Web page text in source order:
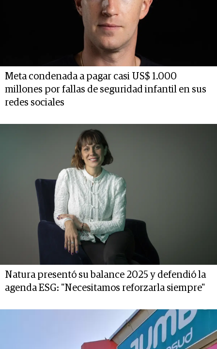
Meta condenada a pagar casi US$ 1.000
millones por fallas de seguridad infantil en sus
redes sociales
Natura presentó su balance 2025 y defendió la
agenda ESG: "Necesitamos reforzarla siempre"